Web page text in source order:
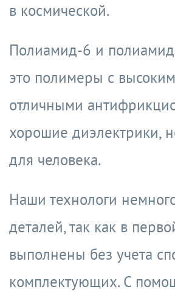
в космической.
Полиамид-6 и
это полимеры с
отличными
хорошие диэлектрики,
для человека.
Наши технологи
деталей, так как в
выполнены без учета
комплектующих. С